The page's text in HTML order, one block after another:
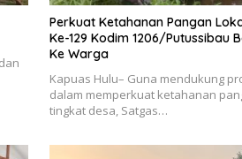
Perkuat Ketahanan Pangan
Ke-129 Kodim 1206/Putussibau
Ke Warga
Kapuas Hulu– Guna mendukung
dalam memperkuat ketahanan
tingkat desa, Satgas…